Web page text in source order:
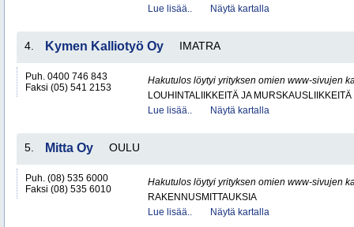
Lue lisää..
Näytä kartalla
4. Kymen Kalliotyö Oy IMATRA
Puh. 0400 746 843
Faksi (05) 541 2153
Hakutulos löytyi yrityksen omien www-sivujen
LOUHINTALIIKKEITÄ JA MURSKAUSLIIKKEITÄ
Lue lisää..
Näytä kartalla
5. Mitta Oy OULU
Puh. (08) 535 6000
Faksi (08) 535 6010
Hakutulos löytyi yrityksen omien www-sivujen
RAKENNUSMITTAUKSIA
Lue lisää..
Näytä kartalla